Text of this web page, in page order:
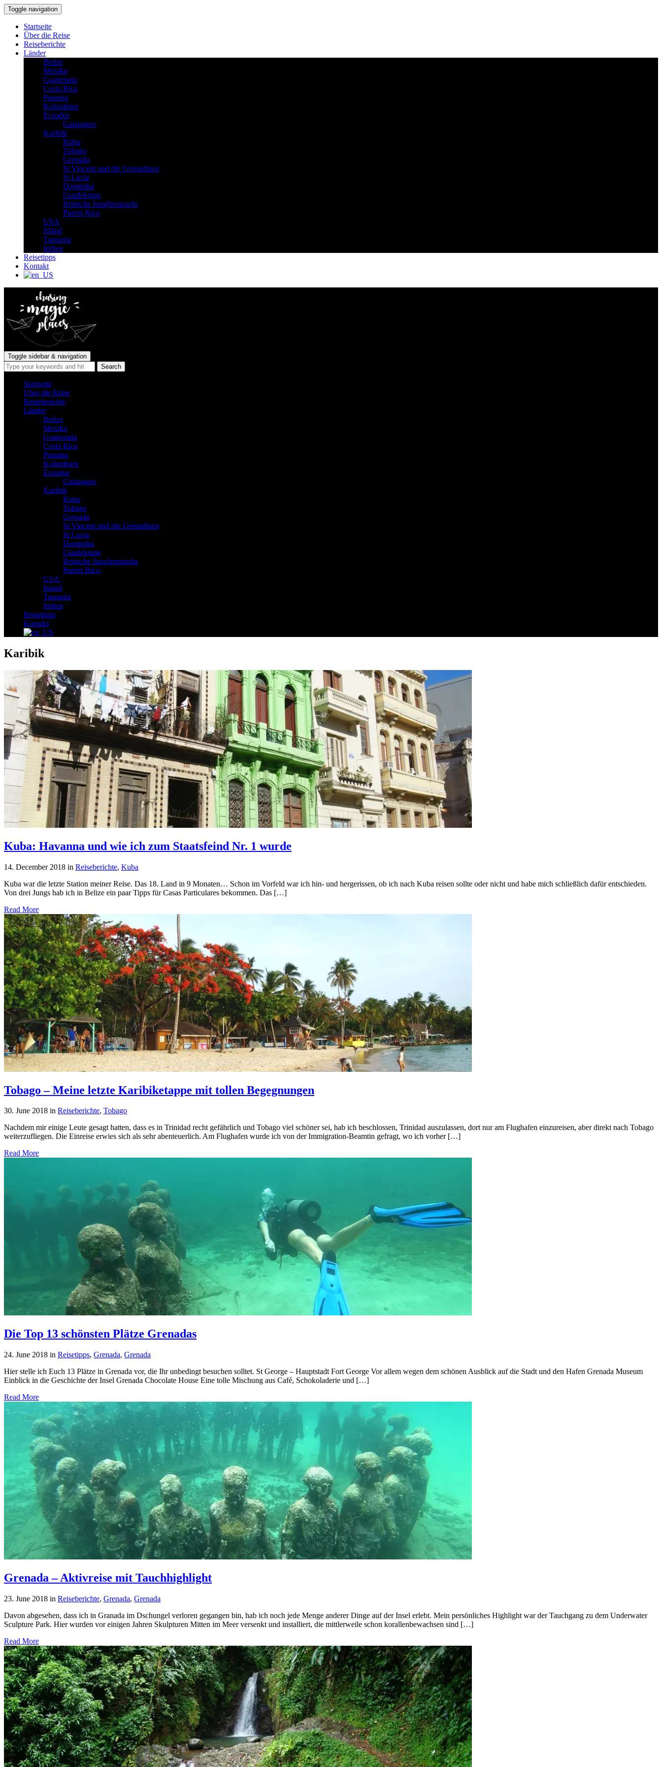
Toggle navigation
Startseite
Über die Reise
Reiseberichte
Länder
Belize
Mexiko
Guatemala
Costa Rica
Panama
Kolumbien
Ecuador
Galapagos
Karibik
Kuba
Tobago
Grenada
St Vincent und die Grenadinen
St Lucia
Dominika
Guadeloupe
Britische Jungferninseln
Puerto Rico
USA
Island
Tansania
Indien
Reisetipps
Kontakt
Toggle sidebar & navigation
Startseite
Über die Reise
Reiseberichte
Länder
Belize
Mexiko
Guatemala
Costa Rica
Panama
Kolumbien
Ecuador
Galapagos
Karibik
Kuba
Tobago
Grenada
St Vincent und die Grenadinen
St Lucia
Dominika
Guadeloupe
Britische Jungferninseln
Puerto Rico
USA
Island
Tansania
Indien
Reisetipps
Kontakt
Karibik
Kuba: Havanna und wie ich zum Staatsfeind Nr. 1 wurde
14. December 2018 in Reiseberichte, Kuba
Kuba war die letzte Station meiner Reise. Das 18. Land in 9 Monaten… Schon im Vorfeld war ich hin- und hergerissen, ob ich nach Kuba reisen sollte oder nicht und habe mich schließlich dafür entschieden.
Von drei Jungs hab ich in Belize ein paar Tipps für Casas Particulares bekommen. Das […]
Read More
Tobago – Meine letzte Karibiketappe mit tollen Begegnungen
30. June 2018 in Reiseberichte, Tobago
Nachdem mir einige Leute gesagt hatten, dass es in Trinidad recht gefährlich und Tobago viel schöner sei, hab ich beschlossen, Trinidad auszulassen, dort nur am Flughafen einzureisen, aber direkt nach Tobago
weiterzufliegen. Die Einreise erwies sich als sehr abenteuerlich. Am Flughafen wurde ich von der Immigration-Beamtin gefragt, wo ich vorher […]
Read More
Die Top 13 schönsten Plätze Grenadas
24. June 2018 in Reisetipps, Grenada, Grenada
Hier stelle ich Euch 13 Plätze in Grenada vor, die Ihr unbedingt besuchen solltet. St George – Hauptstadt Fort George Vor allem wegen dem schönen Ausblick auf die Stadt und den Hafen Grenada Museum
Einblick in die Geschichte der Insel Grenada Chocolate House Eine tolle Mischung aus Café, Schokoladerie und […]
Read More
Grenada – Aktivreise mit Tauchhighlight
23. June 2018 in Reiseberichte, Grenada, Grenada
Davon abgesehen, dass ich in Granada im Dschungel verloren gegangen bin, hab ich noch jede Menge anderer Dinge auf der Insel erlebt. Mein persönliches Highlight war der Tauchgang zu dem Underwater
Sculpture Park. Hier wurden vor einigen Jahren Skulpturen Mitten im Meer versenkt und installiert, die mittlerweile schon korallenbewachsen sind […]
Read More